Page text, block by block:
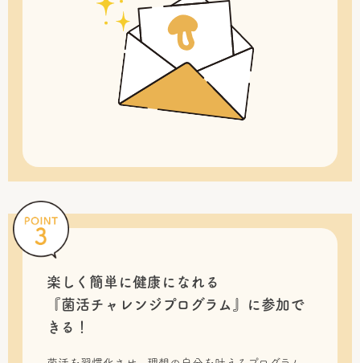
楽しく簡単に健康になれる
『菌活チャレンジプログラム』に 参加で
きる！